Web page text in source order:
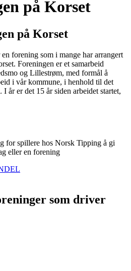
på Korset
på Korset
forening som i mange har arrangert
Foreningen er et samarbeid
og Lillestrøm, med formål å
i vår kommune, i henhold til det
år er det 15 år siden arbeidet startet,
for spillere hos Norsk Tipping å gi
eller en forening
som driver